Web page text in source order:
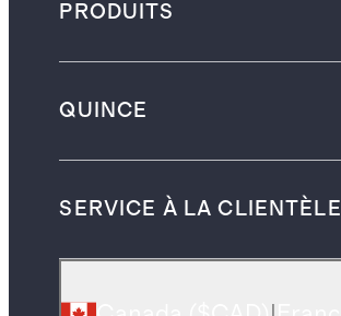
PRODUITS
QUINCE
SERVICE À LA CLIENTÈLE